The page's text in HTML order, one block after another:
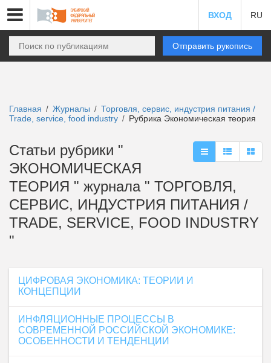
ВХОД RU
Отправить рукопись
Главная / Журналы / Торговля, сервис, индустрия питания /
Trade, service, food industry / Рубрика Экономическая теория
Статьи рубрики "
ЭКОНОМИЧЕСКАЯ
ТЕОРИЯ " журнала " ТОРГОВЛЯ,
СЕРВИС, ИНДУСТРИЯ ПИТАНИЯ /
TRADE, SERVICE, FOOD INDUSTRY
"
ЦИФРОВАЯ ЭКОНОМИКА: ТЕОРИИ И
КОНЦЕПЦИИ
ИНФЛЯЦИОННЫЕ ПРОЦЕССЫ В
СОВРЕМЕННОЙ РОССИЙСКОЙ ЭКОНОМИКЕ:
ОСОБЕННОСТИ И ТЕНДЕНЦИИ